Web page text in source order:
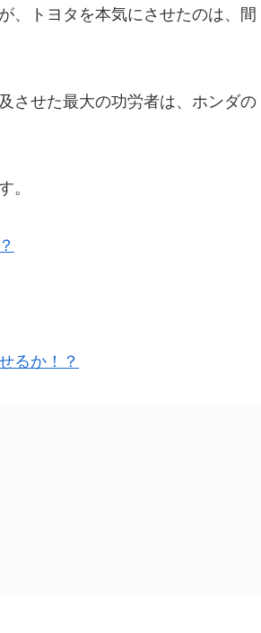
、トヨタを本気にさせたのは、間
させた最大の功労者は、ホンダの
。
るか！？